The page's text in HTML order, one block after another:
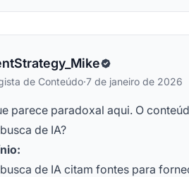
de Conteúdo·7 de janeiro de 2026
parece paradoxal aqui. O
de IA?
de IA citam fontes para